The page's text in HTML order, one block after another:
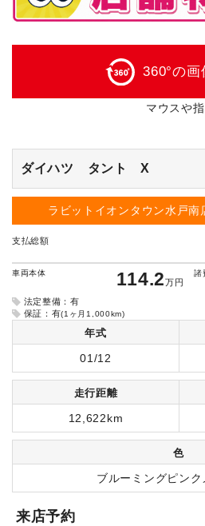
ダイハツ タント X
360°の画
マウスや
ラビットイオンタウン水戸南
支払総額
車両本体 114.2万円
諸
法定整備：有
保証：有(1ヶ月1,000km)
年式
01/12
走行距離
12,622km
色
ブルーミングピンク
来店予約